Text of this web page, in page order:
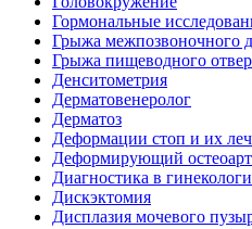
Гормональные
Грыжа межпозвоночного
Грыжа пищеводного
Денситометрия
Дерматовенеролог
Дерматоз
Деформации стоп и их
Деформирующий
Диагностика в
Дискэктомия
Дисплазия мочевого